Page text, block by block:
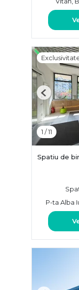
1 /11
Previous
Spatiu de
P-ta Alba